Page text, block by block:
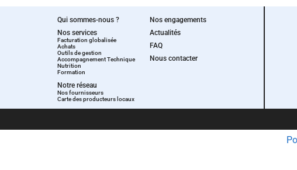
Qui sommes-nous ?
Nos services
Facturation globalisée
Achats
Outils de gestion
Accompagnement Technique
Nutrition
Formation
Notre réseau
Nos fournisseurs
Carte des producteurs locaux
Nos engagements
Actualités
FAQ
Nous contacter